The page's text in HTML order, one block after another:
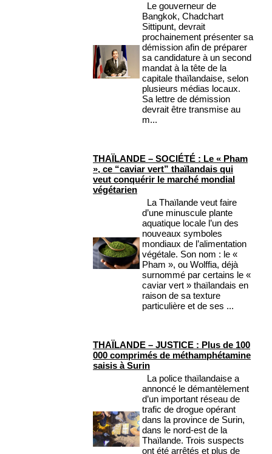
Le gouverneur de
Bangkok, Chadchart
Sittipunt, devrait
prochainement présenter sa
démission afin de préparer
sa candidature à un second
mandat à la tête de la
capitale thaïlandaise, selon
plusieurs médias locaux.
Sa lettre de démission
devrait être transmise au
m...
THAÏLANDE – SOCIÉTÉ : Le « Pham
», ce “caviar vert” thaïlandais qui
veut conquérir le marché mondial
végétarien
La Thaïlande veut faire
d’une minuscule plante
aquatique locale l’un des
nouveaux symboles
mondiaux de l’alimentation
végétale. Son nom : le «
Pham », ou Wolffia, déjà
surnommé par certains le «
caviar vert » thaïlandais en
raison de sa texture
particulière et de ses ...
THAÏLANDE – JUSTICE : Plus de 100
000 comprimés de méthamphétamine
saisis à Surin
La police thaïlandaise a
annoncé le démantèlement
d’un important réseau de
trafic de drogue opérant
dans la province de Surin,
dans le nord-est de la
Thaïlande. Trois suspects
ont été arrêtés et plus de